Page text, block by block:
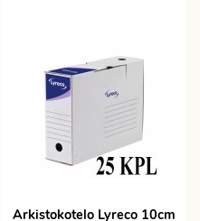
Arkistokotelo Lyreco 10cm